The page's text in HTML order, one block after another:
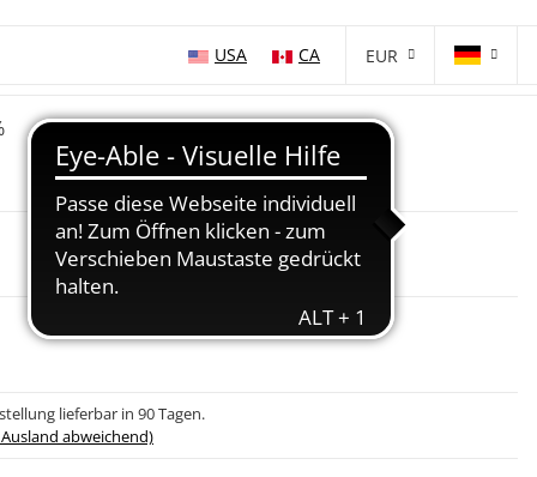
USA
CA EUR
lieferbar in 90 Tagen.
Ausland abweichend)